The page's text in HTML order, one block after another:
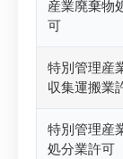
産業廃棄物
可
特別管理産
収集運搬業
特別管理産
処分業許可